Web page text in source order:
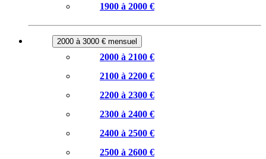
1900 à 2000 €
2000 à 3000 € mensuel
2000 à 2100 €
2100 à 2200 €
2200 à 2300 €
2300 à 2400 €
2400 à 2500 €
2500 à 2600 €